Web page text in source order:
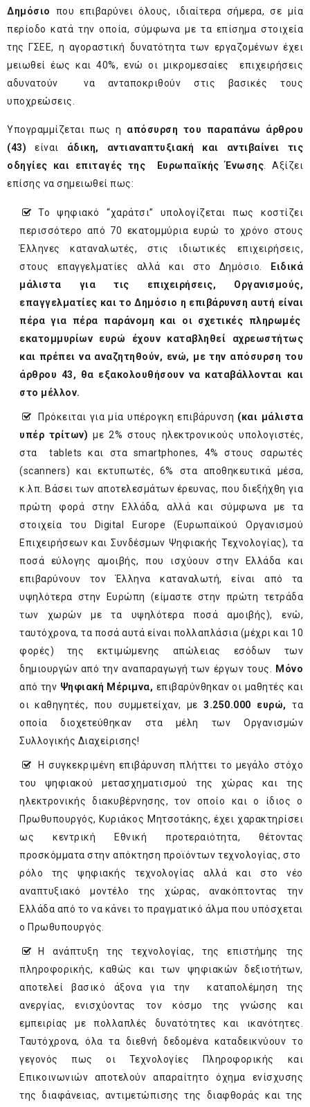
Δημόσιο που επιβαρύνει όλους, ιδιαίτερα σήμερα, σε μία
περίοδο κατά την οποία, σύμφωνα με τα επίσημα στοιχεία
της ΓΣΕΕ, η αγοραστική δυνατότητα των εργαζομένων έχει
μειωθεί έως και 40%, ενώ οι μικρομεσαίες επιχειρήσεις
αδυνατούν να ανταποκριθούν στις βασικές τους
υποχρεώσεις.
Υπογραμμίζεται πως η απόσυρση του παραπάνω άρθρου
(43) είναι άδικη, αντιαναπτυξιακή και αντιβαίνει τις
οδηγίες και επιταγές της Ευρωπαϊκής Ένωσης. Αξίζει
επίσης να σημειωθεί πως:
Το ψηφιακό “χαράτσι” υπολογίζεται πως κοστίζει
περισσότερο από 70 εκατομμύρια ευρώ το χρόνο στους
Έλληνες καταναλωτές, στις ιδιωτικές επιχειρήσεις,
στους επαγγελματίες αλλά και στο Δημόσιο.
Ειδικά
μάλιστα για τις επιχειρήσεις, Οργανισμούς,
επαγγελματίες και το Δημόσιο η επιβάρυνση αυτή είναι
πέρα για πέρα παράνομη και οι σχετικές πληρωμές
εκατομμυρίων ευρώ έχουν καταβληθεί αχρεωστήτως
και πρέπει να αναζητηθούν, ενώ, με την απόσυρση του
άρθρου 43, θα εξακολουθήσουν να καταβάλλονται και
στο μέλλον.
Πρόκειται για μία υπέρογκη επιβάρυνση (και μάλιστα
υπέρ τρίτων)με 2% στους ηλεκτρονικούς υπολογιστές,
στα tablets και στα smartphones, 4% στους σαρωτές
(scanners) και εκτυπωτές, 6% στα αποθηκευτικά μέσα,
κ.λπ. Βάσει των αποτελεσμάτων έρευνας, που διεξήχθη για
πρώτη φορά στην Ελλάδα, αλλά και σύμφωνα με τα
στοιχεία του Digital Europe (Ευρωπαϊκού Οργανισμού
Επιχειρήσεων και Συνδέσμων Ψηφιακής Τεχνολογίας), τα
ποσά εύλογης αμοιβής, που ισχύουν στην Ελλάδα και
επιβαρύνουν τον Έλληνα καταναλωτή, είναι από τα
υψηλότερα στην Ευρώπη (είμαστε στην πρώτη τετράδα
των χωρών με τα υψηλότερα ποσά αμοιβής), ενώ,
ταυτόχρονα, τα ποσά αυτά είναι πολλαπλάσια (μέχρι και 10
φορές) της εκτιμώμενης απώλειας εσόδων των
δημιουργών από την αναπαραγωγή των έργων τους. Μόνο
από την Ψηφιακή Μέριμνα, επιβαρύνθηκαν οι μαθητές και
οι καθηγητές, που συμμετείχαν, με3.250.000 ευρώ,τα
οποία διοχετεύθηκαν στα μέλη των Οργανισμών
Συλλογικής Διαχείρισης!
Η συγκεκριμένη επιβάρυνση πλήττει το μεγάλο στόχο
του ψηφιακού μετασχηματισμού της χώρας και της
ηλεκτρονικής διακυβέρνησης, τον οποίο και ο ίδιος ο
Πρωθυπουργός, Κυριάκος Μητσοτάκης, έχει χαρακτηρίσει
ως κεντρική Εθνική προτεραιότητα, θέτοντας
προσκόμματα στην απόκτηση προϊόντων τεχνολογίας, στο
ρόλο της ψηφιακής τεχνολογίας αλλά και στο νέο
αναπτυξιακό μοντέλο της χώρας, ανακόπτοντας την
Ελλάδα από το να κάνει το πραγματικό άλμα που υπόσχεται
ο Πρωθυπουργός.
Η ανάπτυξη της τεχνολογίας, της επιστήμης της
πληροφορικής, καθώς και των ψηφιακών δεξιοτήτων,
αποτελεί βασικό άξονα για την καταπολέμηση της
ανεργίας, ενισχύοντας τον κόσμο της γνώσης και
εμπειρίας με πολλαπλές δυνατότητες και ικανότητες.
Ταυτόχρονα, όλα τα διεθνή δεδομένα καταδεικνύουν το
γεγονός πως οι Τεχνολογίες Πληροφορικής και
Επικοινωνιών αποτελούν απαραίτητο όχημα ενίσχυσης
της διαφάνειας, αντιμετώπισης της διαφθοράς και της